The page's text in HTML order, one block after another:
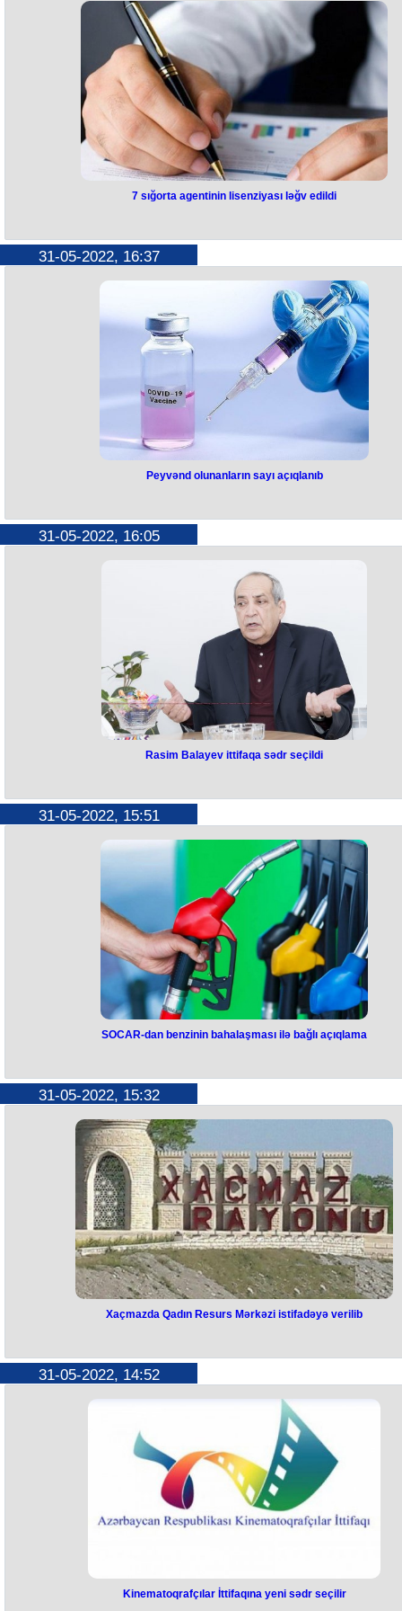
Gəzinti Sumqayıtda yerləşən “Fun World” uşaq əyləncə mərkəzini
ziyarətlə başlayıb. Uşaqlar buradakı müxtəlif əyləncə qurğularından
“McDonald’s”-ın dəstəyi ilə uşaqlar üçün nahar təşkil olunub.
işçilərinin diqqət və qayğısı, həmçinin bütün uşaqların sevimli yeməyi
uşaqların sevincinə səbəb olub.
Nahar fasiləsinin ardından, uşaqlar Bakı Zoologiya Parkında olublar.
Burada onlar ilk olaraq, zooparkda məskunlaşan vəhşi heyvan növləri
tanış olub.
7 sığorta agentinin lisenziyası ləğv edildi
31-05-2022, 16:37
Peyvənd olunanların sayı açıqlanıb
31-05-2022, 16:05
Rasim Balayev ittifaqa sədr seçildi
31-05-2022, 15:51
SOCAR-dan benzinin bahalaşması ilə bağlı açıqlama
31-05-2022, 15:32
Xaçmazda Qadın Resurs Mərkəzi istifadəyə verilib
31-05-2022, 14:52
Kinematoqrafçılar İttifaqına yeni sədr seçilir